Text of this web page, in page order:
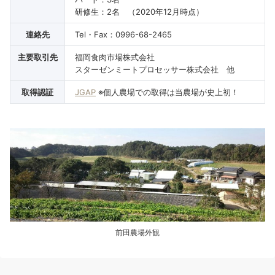
研修生：2名 （2020年12月時点）
連絡先 Tel・Fax：0996-68-2465
主要取引先
福岡食肉市場株式会社
スターゼンミートプロセッサー株式会社 他
取得認証 JGAP ※個人農場での取得は当農場が史上初！
前田農場外観